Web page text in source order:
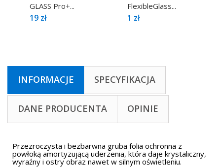
GLASS Pro+...
19 zł
FlexibleGlass...
1 zł
INFORMACJE SPECYFIKACJA
DANE PRODUCENTA OPINIE
Przezroczysta i bezbarwna gruba folia ochronna z
powłoką amortyzującą uderzenia, która daje krystaliczny,
wyraźny i ostry obraz nawet w silnym oświetleniu.